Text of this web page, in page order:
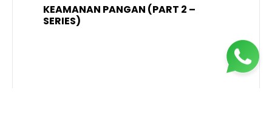
KEAMANAN PANGAN (PART 2 –
SERIES)